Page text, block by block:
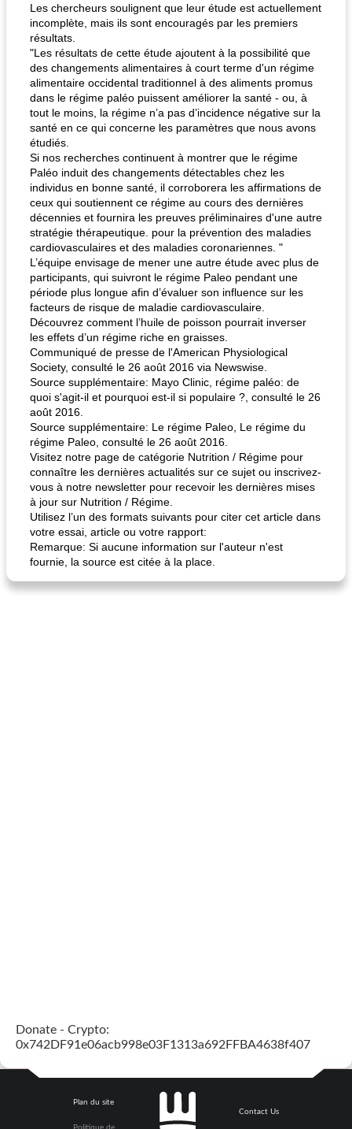
fiesta tostadas le méga's jopp joes
Les chercheurs soulignent que leur étude est actuellement
incomplète, mais ils sont encouragés par les premiers
résultats.
"Les résultats de cette étude ajoutent à la possibilité que
des changements alimentaires à court terme d'un régime
alimentaire occidental traditionnel à des aliments promus
dans le régime paléo puissent améliorer la santé - ou, à
tout le moins, la régime n’a pas d’incidence négative sur la
santé en ce qui concerne les paramètres que nous avons
étudiés.
Si nos recherches continuent à montrer que le régime
Paléo induit des changements détectables chez les
individus en bonne santé, il corroborera les affirmations de
ceux qui soutiennent ce régime au cours des dernières
décennies et fournira les preuves préliminaires d'une autre
stratégie thérapeutique. pour la prévention des maladies
cardiovasculaires et des maladies coronariennes. "
L’équipe envisage de mener une autre étude avec plus de
participants, qui suivront le régime Paleo pendant une
période plus longue afin d’évaluer son influence sur les
facteurs de risque de maladie cardiovasculaire.
Découvrez comment l’huile de poisson pourrait inverser
les effets d’un régime riche en graisses.
Communiqué de presse de l'American Physiological
Society, consulté le 26 août 2016 via Newswise.
Source supplémentaire: Mayo Clinic, régime paléo: de
quoi s'agit-il et pourquoi est-il si populaire ?, consulté le 26
août 2016.
Source supplémentaire: Le régime Paleo, Le régime du
régime Paleo, consulté le 26 août 2016.
Visitez notre page de catégorie Nutrition / Régime pour
connaître les dernières actualités sur ce sujet ou inscrivez-
vous à notre newsletter pour recevoir les dernières mises
à jour sur Nutrition / Régime.
Utilisez l’un des formats suivants pour citer cet article dans
votre essai, article ou votre rapport:
Remarque: Si aucune information sur l'auteur n'est
fournie, la source est citée à la place.
Donate - Crypto:
0x742DF91e06acb998e03F1313a692FFBA4638f407
Plan du site
Politique de
Contact Us